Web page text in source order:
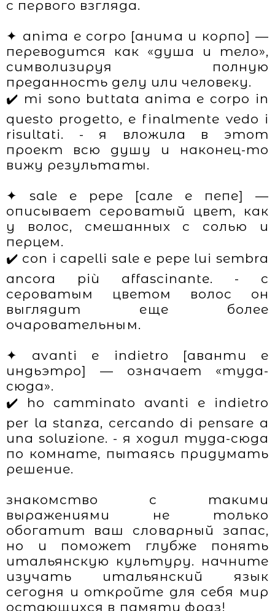
с первого взгляда.
✦ anima e corpo [анима и корпо] —
переводится как «душа и тело»,
символизируя полную
преданность делу или человеку.
✔️ mi sono buttata anima e corpo in
questo progetto, e finalmente vedo i
risultati. - я вложила в этот
проект всю душу и наконец-то
вижу результаты.
✦ sale e pepe [сале е пепе] —
описывает сероватый цвет, как
у волос, смешанных с солью и
перцем.
✔️ con i capelli sale e pepe lui sembra
ancora più affascinante. - с
сероватым цветом волос он
выглядит еще более
очаровательным.
✦ avanti e indietro [аванти е
индьэтро] — означает «туда-
сюда».
✔️ ho camminato avanti e indietro
per la stanza, cercando di pensare a
una soluzione. - я ходил туда-сюда
по комнате, пытаясь придумать
решение.
знакомство с такими
выражениями не только
обогатит ваш словарный запас,
но и поможет глубже понять
итальянскую культуру. начните
изучать итальянский язык
сегодня и откройте для себя мир
остающихся в памяти фраз!